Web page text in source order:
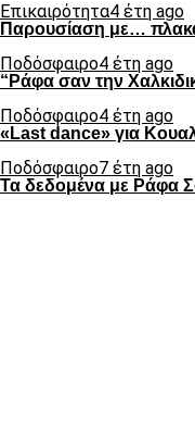
Επικαιρότητα4 έτη ago
Παρουσίαση με…
Ποδόσφαιρο4 έτη ago
“Ράφα σαν την
Ποδόσφαιρο4 έτη ago
«Last dance» για
Ποδόσφαιρο7 έτη ago
Τα δεδομένα με Ράφα